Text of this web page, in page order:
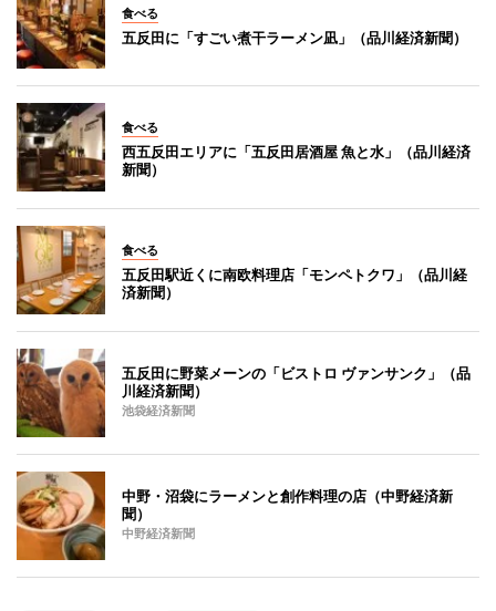
食べる
五反田に「すごい煮干ラーメン凪」（品川経済新聞）
食べる
西五反田エリアに「五反田居酒屋 魚と水」（品川経済
新聞）
食べる
五反田駅近くに南欧料理店「モンペトクワ」（品川経
済新聞）
五反田に野菜メーンの「ビストロ ヴァンサンク」（品
川経済新聞）
池袋経済新聞
中野・沼袋にラーメンと創作料理の店（中野経済新
聞）
中野経済新聞